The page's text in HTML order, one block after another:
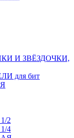
И ЗВЁЗДОЧКИ,
для бит
2
4